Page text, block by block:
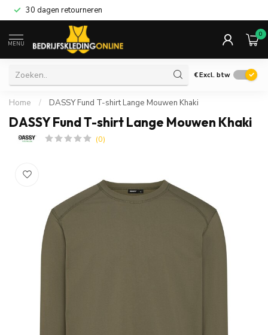
30 dagen retourneren
MENU
0
€Excl. btw
Home / DASSY Fund T-shirt Lange Mouwen Khaki
DASSY Fund T-shirt Lange Mouwen Khaki
(0)